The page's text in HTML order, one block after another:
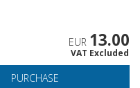
EUR 13.00
VAT Excluded
PURCHASE